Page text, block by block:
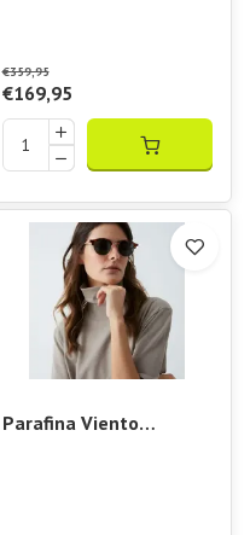
€359,95
€169,95
Parafina Viento